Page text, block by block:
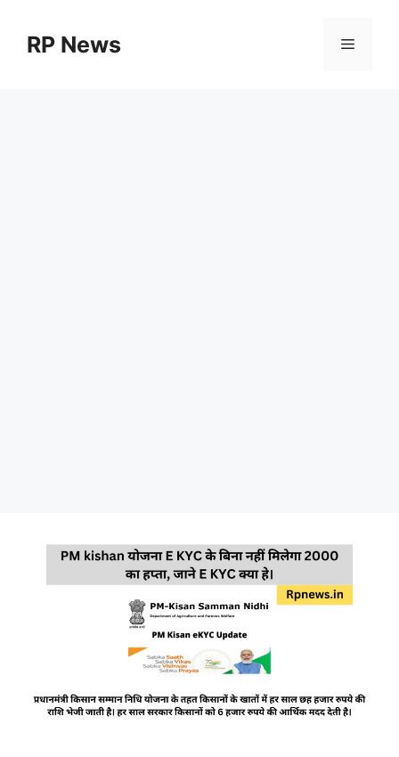
contentRP News Menu